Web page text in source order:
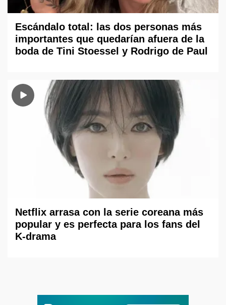
Escándalo total: las dos personas más
importantes que quedarían afuera de la
boda de Tini Stoessel y Rodrigo de Paul
Netflix arrasa con la serie coreana más
popular y es perfecta para los fans del
K-drama